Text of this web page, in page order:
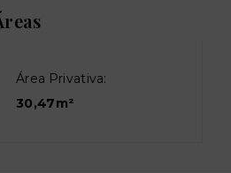
Área Privativa:
30,47m²